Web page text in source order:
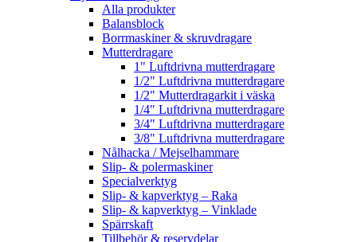
Alla produkter
Balansblock
Borrmaskiner & skruvdragare
Mutterdragare
1" Luftdrivna mutterdragare
1/2" Luftdrivna mutterdragare
1/2" Mutterdragarkit i väska
1/4" Luftdrivna mutterdragare
3/4" Luftdrivna mutterdragare
3/8" Luftdrivna mutterdragare
Nålhacka / Mejselhammare
Slip- & polermaskiner
Specialverktyg
Slip- & kapverktyg – Raka
Slip- & kapverktyg – Vinklade
Spärrskaft
Tillbehör & reservdelar